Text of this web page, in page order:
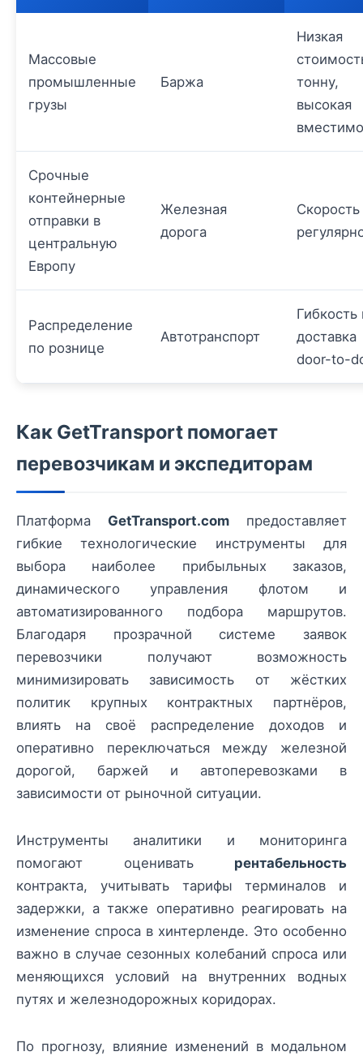
Массовые
промышленные
грузы
Баржа
Низкая
тонну,
высокая
Срочные
контейнерные
отправки в
центральную
Европу
Железная
дорога
Скорость
Распределение
по рознице
Автотранспорт
Гибкость
доставка
door-to-
Как GetTransport помогает
перевозчикам и экспедиторам
Платформа GetTransport.com предоставляет
гибкие технологические инструменты для
выбора наиболее прибыльных заказов,
динамического управления флотом и
автоматизированного подбора маршрутов.
Благодаря прозрачной системе заявок
перевозчики получают возможность
минимизировать зависимость от жёстких
политик крупных контрактных партнёров,
влиять на своё распределение доходов и
оперативно переключаться между железной
дорогой, баржей и автоперевозками в
зависимости от рыночной ситуации.
Инструменты аналитики и мониторинга
помогают оценивать рентабельность
контракта, учитывать тарифы терминалов и
задержки, а также оперативно реагировать на
изменение спроса в хинтерленде. Это особенно
важно в случае сезонных колебаний спроса или
меняющихся условий на внутренних водных
путях и железнодорожных коридорах.
По прогнозу, влияние изменений в модальном